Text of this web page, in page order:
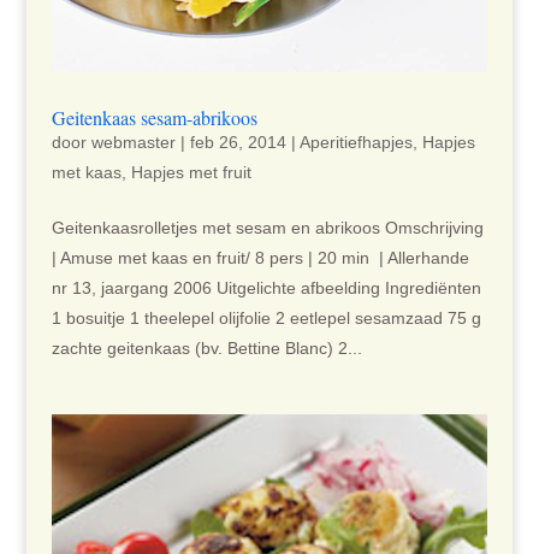
Geitenkaas sesam-abrikoos
door webmaster| feb 26, 2014| Aperitiefhapjes, Hapjes
met kaas, Hapjes met fruit
Geitenkaasrolletjes met sesam en abrikoos Omschrijving
| Amuse met kaas en fruit/ 8 pers | 20 min | Allerhande
nr 13, jaargang 2006 Uitgelichte afbeelding Ingrediënten
1 bosuitje 1 theelepel olijfolie 2 eetlepel sesamzaad 75 g
zachte geitenkaas (bv. Bettine Blanc) 2...